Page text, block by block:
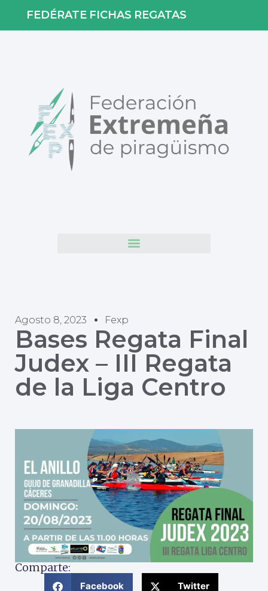
FEDÉRATE FICHAS REGATAS
Agosto 8, 2023 Fexp
Bases Regata Final
Judex – III Regata
de la Liga Centro
Comparte:
Facebook Twitter